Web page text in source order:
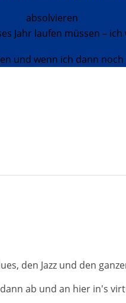
absolvieren
Jahr laufen müssen –
und wenn ich dann
den Jazz und den
ab und an hier in's